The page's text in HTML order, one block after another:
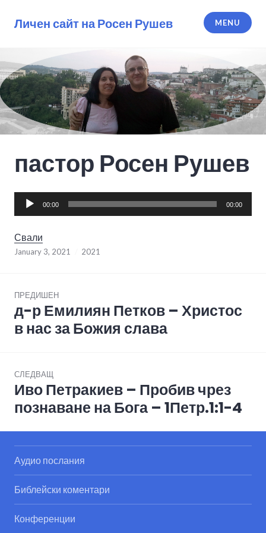
Личен сайт на Росен Рушев MENU
пастор Росен Рушев
Audio
00:00 00:00
Свали
January 3, 2021 2021
navigation
ПРЕДИШЕН
Previous
post:
д-р Емилиян Петков – Христос
в нас за Божия слава
СЛЕДВАЩ
Next
post:
Иво Петракиев – Пробив чрез
познаване на Бога – 1Петр.1:1-4
Аудио послания
Библейски коментари
Конференции